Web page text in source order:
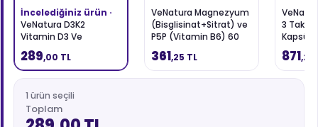
İncelediğiniz ürün ·
VeNatura D3K2
Vitamin D3 Ve
Menaquinon 7 Takviye
Edici Gıda 20 ml
289,00 TL
VeNatura Magnezyum
(Bisglisinat+Sitrat) ve
P5P (Vitamin B6) 60
Kapsül
361,25 TL
3
Kapsül
871,25
1 ürün seçili
Toplam